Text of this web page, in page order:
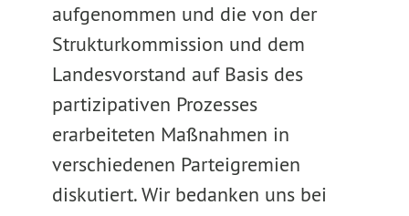
aufgenommen und die von der
Strukturkommission und dem
Landesvorstand auf Basis des
partizipativen Prozesses
erarbeiteten Maßnahmen in
verschiedenen Parteigremien
diskutiert. Wir bedanken uns bei